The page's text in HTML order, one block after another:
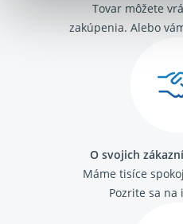
Renault Scenic III 2009 -
Renault Scenic IV 2016 -
Peugeot 2008 I 2013 - 2019
Peugeot 3008 2009 - 2017
Peugeot 5008 2009 - 2017
Tovar môžete
zakúpenia. Alebo
O svojich
Máme tisíce
Pozrite sa na